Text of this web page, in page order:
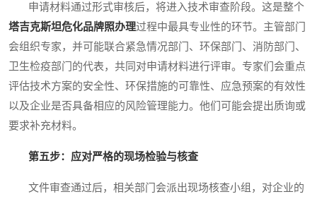
申请材料通过形式审核后，将进入技术审查阶段。这是整个
塔吉克斯坦危化品牌照办理过程中最具专业性的环节。主管部门
会组织专家，并可能联合紧急情况部门、环保部门、消防部门、
卫生检疫部门的代表，共同对申请材料进行评审。专家们会重点
评估技术方案的安全性、环保措施的可靠性、应急预案的有效性
以及企业是否具备相应的风险管理能力。他们可能会提出质询或
要求补充材料。
第五步：应对严格的现场检验与核查
文件审查通过后，相关部门会派出现场核查小组，对企业的